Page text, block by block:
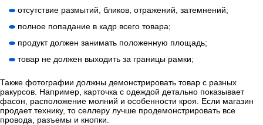
отсутствие размытий, бликов, отражений, затемнений;
полное попадание в кадр всего товара;
продукт должен занимать положенную площадь;
товар не должен выходить за границы рамки;
Также фотографии должны демонстрировать товар с разных
ракурсов. Например, карточка с одеждой детально показывает
фасон, расположение молний и особенности кроя. Если магазин
продает технику, то селлеру лучше продемонстрировать все
провода, разъемы и кнопки.